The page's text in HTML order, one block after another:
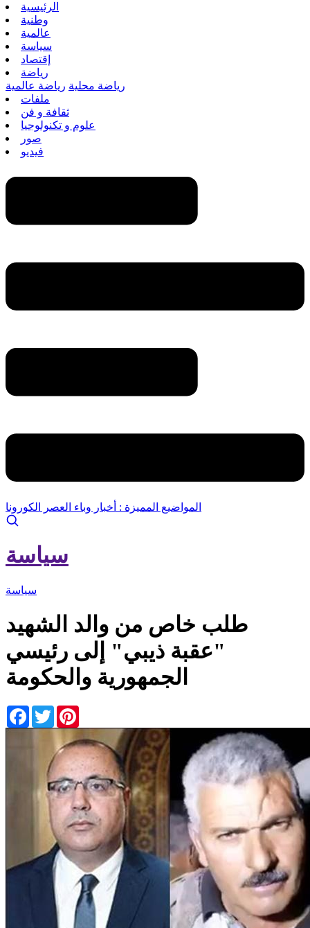
الرئيسية
وطنية
عالمية
سياسة
إقتصاد
رياضة
رياضة محلية رياضة عالمية
ملفات
ثقافة و فن
علوم و تكنولوجيا
صور
فيديو
المواضيع المميزة : أخبار وباء العصر الكورونا
سياسة
سياسة
طلب خاص من والد الشهيد
"عقبة ذيبي" إلى رئيسي
الجمهورية والحكومة
Facebook
Twitter